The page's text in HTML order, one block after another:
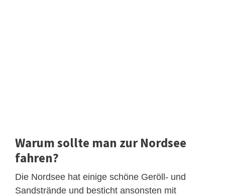
Warum sollte man zur Nordsee
fahren?
Die Nordsee hat einige schöne Geröll- und
Sandstrände und besticht ansonsten mit